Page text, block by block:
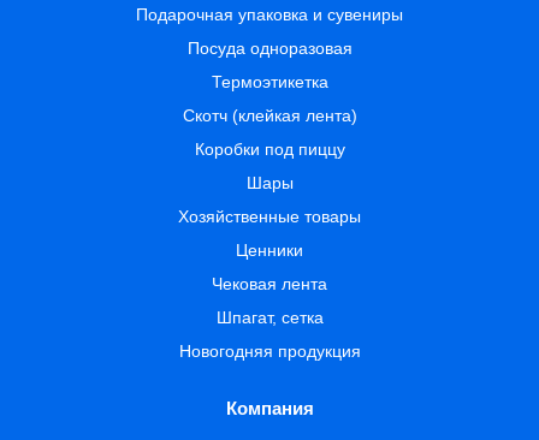
Подарочная упаковка и сувениры
Посуда одноразовая
Термоэтикетка
Скотч (клейкая лента)
Коробки под пиццу
Шары
Хозяйственные товары
Ценники
Чековая лента
Шпагат, сетка
Новогодняя продукция
Компания